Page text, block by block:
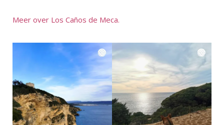
Meer over Los Caños de Meca.